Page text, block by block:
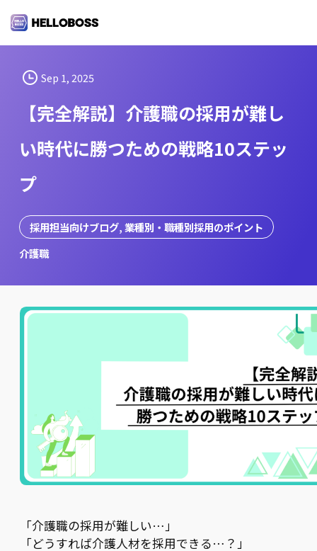
i
Sep 1, 2025
【完全解説】介護職の採用が難し
い時代に勝つための戦略10ステッ
プ
採用担当向けブログ, 業種別・職種別採用のポイント
介護職
「介護職の採用が難しい…」
「どうすれば介護人材を採用できる…？」